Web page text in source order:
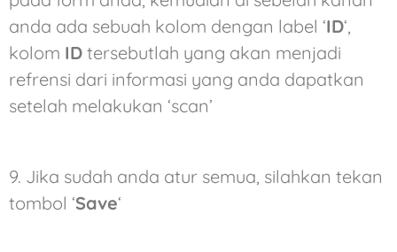
anda ada sebuah kolom dengan label ‘ID‘,
kolom ID tersebutlah yang akan menjadi
refrensi dari informasi yang anda dapatkan
setelah melakukan ‘scan’
9. Jika sudah anda atur semua, silahkan tekan
tombol ‘Save‘